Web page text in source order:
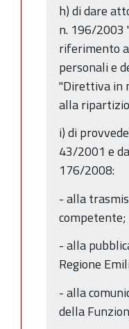
h) di dare
n. 196/2003
riferimento
personali e
"Direttiva in
alla
i) di
43/2001 e
176/2008:
- alla
competente;
- alla
Regione
- alla
della